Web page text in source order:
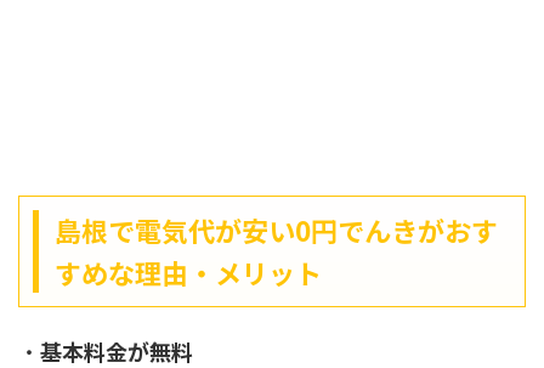
島根で電気代が安い0円でんきがおす
すめな理由・メリット
・ 基本料金が無料